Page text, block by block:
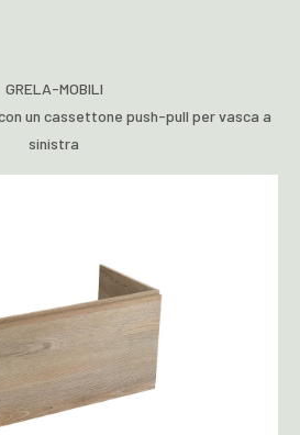
GRELA-MOBILI
un cassettone push-pull per vasca a
sinistra